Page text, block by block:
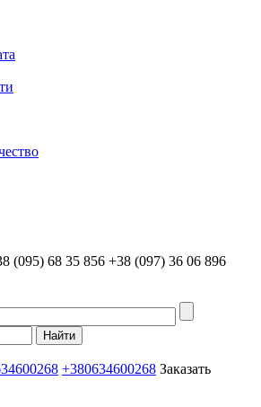
(095) 68 35 856 +38 (097) 36 06 896
+380634600268 Заказать